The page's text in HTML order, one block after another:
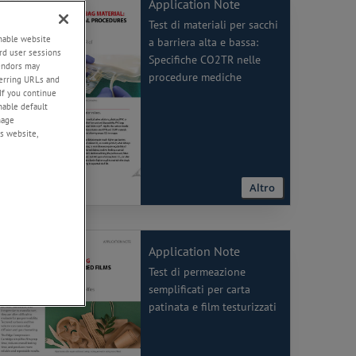
Application Note
Test di materiali per sacchi
a barriera alta e bassa:
Specifiche CO2TR nelle
procedure mediche
Altro
Application Note
Test di permeazione
semplificati per carta
patinata e film testurizzati
website
user sessions
may
URLs and
you continue
default
website,